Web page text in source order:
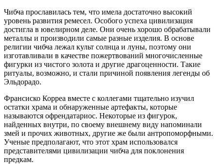
Чибча прославилась тем, что имела достаточно высокий
уровень развития ремесел. Особого успеха цивилизация
достигла в ювелирном деле. Они очень хорошо обрабатывали
металлы и производили самые разные изделия. В основе
религии чибча лежал культ солнца и луны, поэтому они
изготавливали в качестве пожертвований многочисленные
фигурки из чистого золота и другие драгоценности. Такие
ритуалы, возможно, и стали причиной появления легенды об
Эльдорадо.
Франсиско Корреа вместе с коллегами тщательно изучил
остатки храма и обнаруженные артефакты, которые
называются офрендатариос. Некоторые из фигурок,
найденных внутри, по своему внешнему виду напоминали
змей и прочих животных, другие же были антропоморфными.
Ученые предполагают, что этот храм использовался
представителями цивилизации чибча для поклонения
предкам.